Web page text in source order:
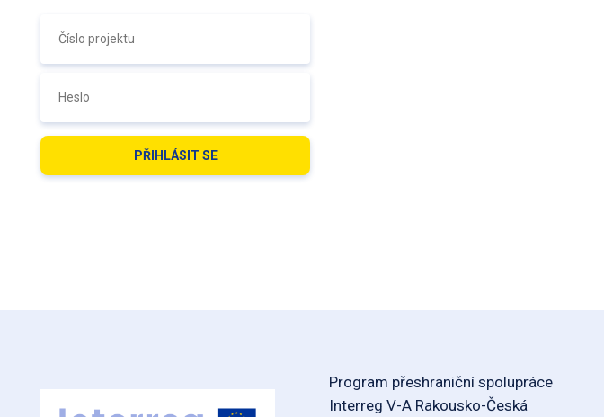
Program přeshraniční spolupráce
Interreg V-A Rakousko-Česká